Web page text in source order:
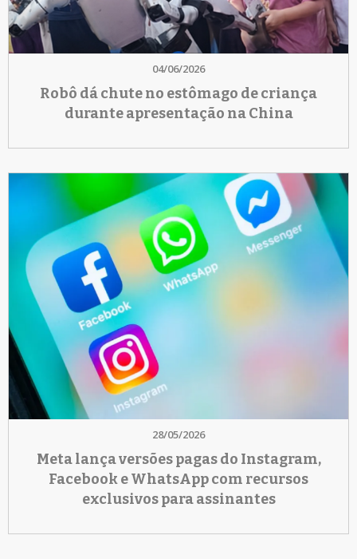
04/06/2026
Robô dá chute no estômago de criança
durante apresentação na China
28/05/2026
Meta lança versões pagas do Instagram,
Facebook e WhatsApp com recursos
exclusivos para assinantes